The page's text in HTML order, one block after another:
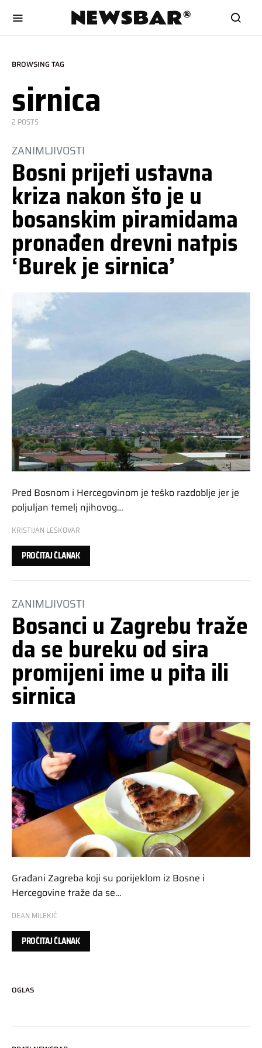
BROWSING TAG
sirnica
2 POSTS
ZANIMLJIVOSTI
Bosni prijeti ustavna
kriza nakon što je u
bosanskim piramidama
pronađen drevni natpis
‘Burek je sirnica’
Pred Bosnom i Hercegovinom je teško razdoblje jer je
poljuljan temelj njihovog…
KRISTIJAN LESKOVAR
PROČITAJ ČLANAK
ZANIMLJIVOSTI
Bosanci u Zagrebu traže
da se bureku od sira
promijeni ime u pita ili
sirnica
Građani Zagreba koji su porijeklom iz Bosne i
Hercegovine traže da se…
DEAN MILEKIĆ
PROČITAJ ČLANAK
OGLAS